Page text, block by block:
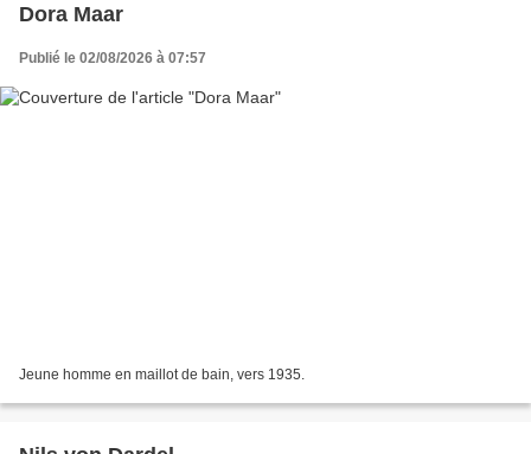
Dora Maar
Publié le 02/08/2026 à 07:57
Jeune homme en maillot de bain, vers 1935.